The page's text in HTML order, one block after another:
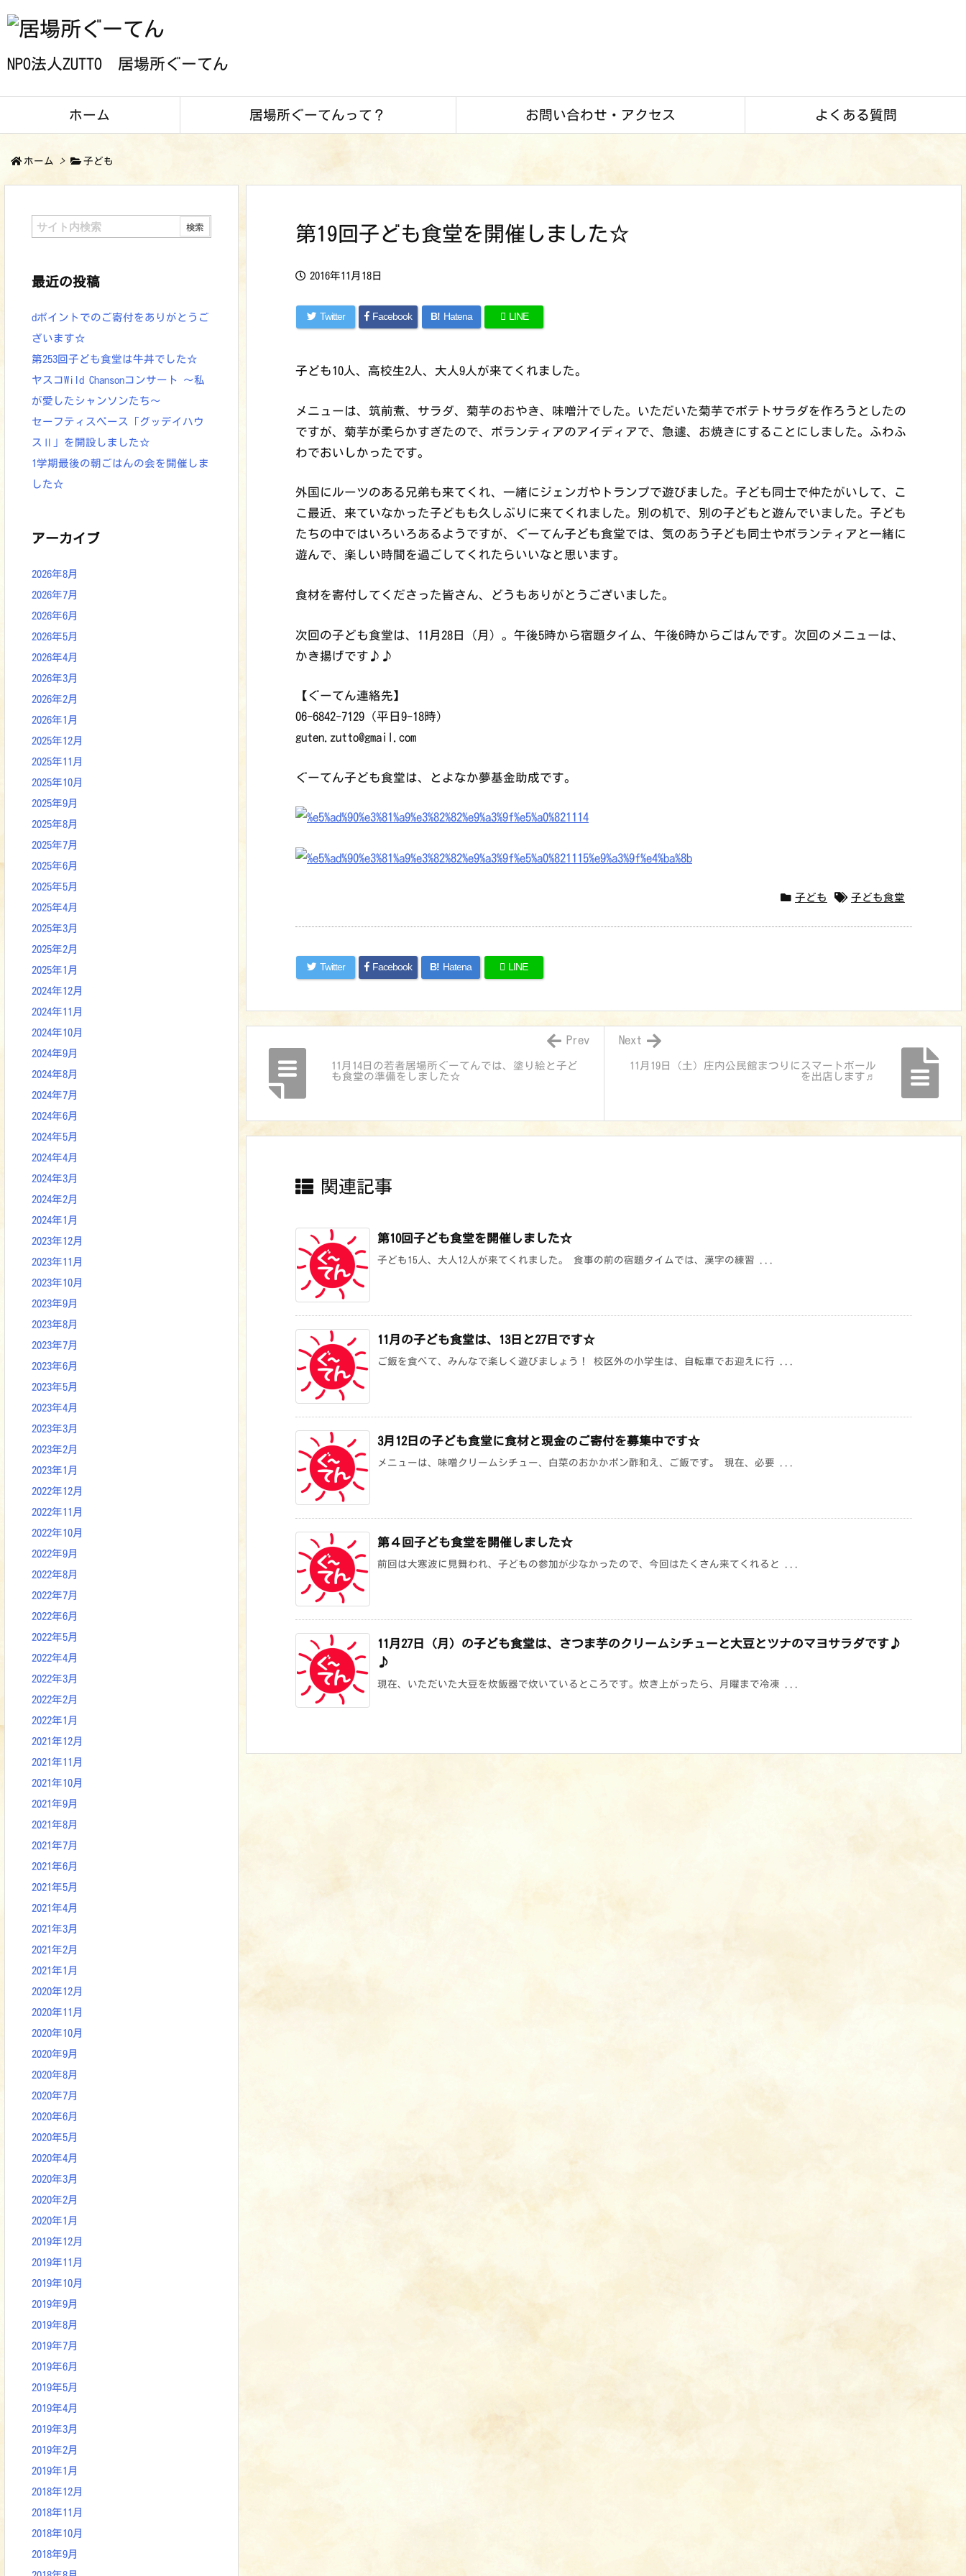
NPO法人ZUTTO 居場所ぐーてん
ホーム 居場所ぐーてんって？ お問い合わせ・アクセス よくある質問
ホーム > 子ども
第19回子ども食堂を開催しました☆
2016年11月18日
Twitter Facebook B! Hatena LINE
子ども10人、高校生2人、大人9人が来てくれました。
メニューは、筑前煮、サラダ、菊芋のおやき、味噌汁でした。いただいた菊芋でポテトサラダを作ろうとしたの
ですが、菊芋が柔らかすぎたので、ボランティアのアイディアで、急遽、お焼きにすることにしました。ふわふ
わでおいしかったです。
外国にルーツのある兄弟も来てくれ、一緒にジェンガやトランプで遊びました。子ども同士で仲たがいして、こ
こ最近、来ていなかった子どもも久しぶりに来てくれました。別の机で、別の子どもと遊んでいました。子ども
たちの中ではいろいろあるようですが、ぐーてん子ども食堂では、気のあう子ども同士やボランティアと一緒に
遊んで、楽しい時間を過ごしてくれたらいいなと思います。
食材を寄付してくださった皆さん、どうもありがとうございました。
次回の子ども食堂は、11月28日（月）。午後5時から宿題タイム、午後6時からごはんです。次回のメニューは、
かき揚げです♪♪
【ぐーてん連絡先】
06-6842-7129（平日9-18時）
guten.zutto@gmail.com
ぐーてん子ども食堂は、とよなか夢基金助成です。
子ども 子ども食堂
Twitter Facebook B! Hatena LINE
11月19日（土）庄内公民館まつりにスマートボール
を出店します♬
Next
11月14日の若者居場所ぐーてんでは、塗り絵と子ど
も食堂の準備をしました☆
Prev
関連記事
第10回子ども食堂を開催しました☆
子ども15人、大人12人が来てくれました。 食事の前の宿題タイムでは、漢字の練習 ...
11月の子ども食堂は、13日と27日です☆
ご飯を食べて、みんなで楽しく遊びましょう！ 校区外の小学生は、自転車でお迎えに行 ...
3月12日の子ども食堂に食材と現金のご寄付を募集中です☆
メニューは、味噌クリームシチュー、白菜のおかかポン酢和え、ご飯です。 現在、必要 ...
第４回子ども食堂を開催しました☆
前回は大寒波に見舞われ、子どもの参加が少なかったので、今回はたくさん来てくれると ...
11月27日（月）の子ども食堂は、さつま芋のクリームシチューと大豆とツナのマヨサラダです♪
♪
現在、いただいた大豆を炊飯器で炊いているところです。炊き上がったら、月曜まで冷凍 ...
最近の投稿
dポイントでのご寄付をありがとうご
ざいます☆
第253回子ども食堂は牛丼でした☆
ヤスコWild Chansonコンサート ～私
が愛したシャンソンたち～
セーフティスペース「グッデイハウ
スⅡ」を開設しました☆
1学期最後の朝ごはんの会を開催しま
した☆
アーカイブ
2026年8月
2026年7月
2026年6月
2026年5月
2026年4月
2026年3月
2026年2月
2026年1月
2025年12月
2025年11月
2025年10月
2025年9月
2025年8月
2025年7月
2025年6月
2025年5月
2025年4月
2025年3月
2025年2月
2025年1月
2024年12月
2024年11月
2024年10月
2024年9月
2024年8月
2024年7月
2024年6月
2024年5月
2024年4月
2024年3月
2024年2月
2024年1月
2023年12月
2023年11月
2023年10月
2023年9月
2023年8月
2023年7月
2023年6月
2023年5月
2023年4月
2023年3月
2023年2月
2023年1月
2022年12月
2022年11月
2022年10月
2022年9月
2022年8月
2022年7月
2022年6月
2022年5月
2022年4月
2022年3月
2022年2月
2022年1月
2021年12月
2021年11月
2021年10月
2021年9月
2021年8月
2021年7月
2021年6月
2021年5月
2021年4月
2021年3月
2021年2月
2021年1月
2020年12月
2020年11月
2020年10月
2020年9月
2020年8月
2020年7月
2020年6月
2020年5月
2020年4月
2020年3月
2020年2月
2020年1月
2019年12月
2019年11月
2019年10月
2019年9月
2019年8月
2019年7月
2019年6月
2019年5月
2019年4月
2019年3月
2019年2月
2019年1月
2018年12月
2018年11月
2018年10月
2018年9月